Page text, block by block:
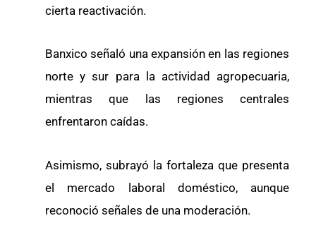
cierta reactivación.
Banxico señaló una expansión en las regiones
norte y sur para la actividad agropecuaria,
mientras que las regiones centrales
enfrentaron caídas.
Asimismo, subrayó la fortaleza que presenta
el mercado laboral doméstico, aunque
reconoció señales de una moderación.